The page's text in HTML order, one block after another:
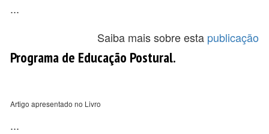
...
Saiba mais sobre esta publicação
Programa de Educação Postural.
Artigo apresentado no Livro
...